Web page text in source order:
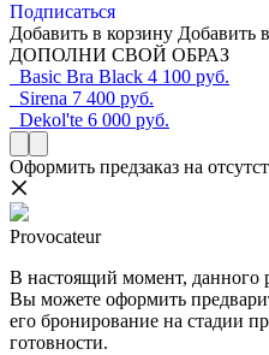
Подписаться
Добавить в корзину Добавить
ДОПОЛНИ СВОЙ ОБРАЗ
Basic Bra Black 4 100 руб.
Sirena 7 400 руб.
Dekol'te 6 000 руб.
Оформить предзаказ на
Provocateur
В настоящий момент, данного
Вы можете оформить
его бронирование на стадии
готовности.